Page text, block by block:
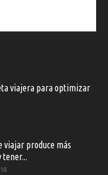
viajera para optimizar
viajar produce más
tener...